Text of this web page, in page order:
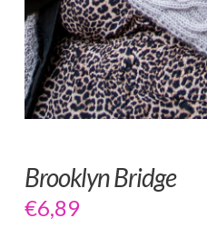
Brooklyn Bridge
€6,89